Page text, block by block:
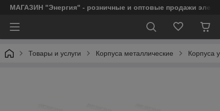
МАГАЗИН "Энергия" - розничные и оптовые продажи
Товары и услуги Корпуса металлические Корпуса